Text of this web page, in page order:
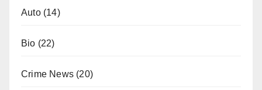
Auto(14)
Bio (22)
Crime News (20)